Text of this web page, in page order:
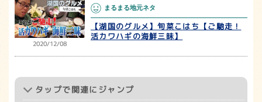
2020/12/08
まるまる地元ネタ
【湖国のグルメ】旬菜こはち【ご馳走！
活カワハギの海鮮三昧】
タップで関連にジャンプ